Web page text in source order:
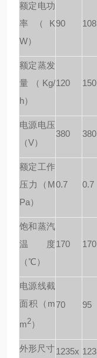
额定电功
率（K
W）
90 108
额定蒸发
量（Kg/
h）
120 150
电源电压
（V）
380 380
额定工作
压力（M
Pa）
0.7 0.7
饱和蒸汽
温度
（℃）
170 170
电源线截
面积（m
m2）
70 95
外形尺寸1235x